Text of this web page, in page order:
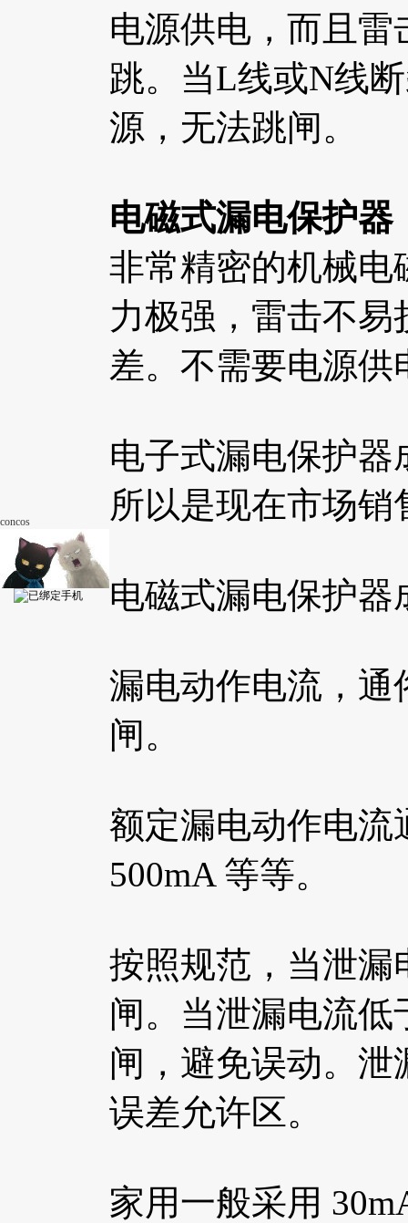
concos
电源供电，而且
跳。当L线或N线
源，无法跳闸。
电磁式漏电保护器
非常精密的机械电
力极强，雷击不
差。不需要电源供
电子式漏电保护
所以是现在市场销
电磁式漏电保护
漏电动作电流，通
闸。
额定漏电动作电流
500mA 等等。
按照规范，当泄漏
闸。 当泄漏电流低
闸，避免误动。 泄
误差允许区。
家用一般采用